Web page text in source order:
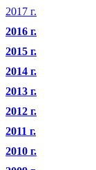
2017 г.
2016 г.
2015 г.
2014 г.
2013 г.
2012 г.
2011 г.
2010 г.